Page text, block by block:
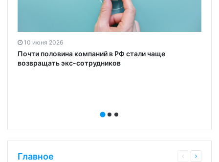
10 июня 2026
Почти половина компаний в РФ стали чаще
возвращать экс-сотрудников
Главное